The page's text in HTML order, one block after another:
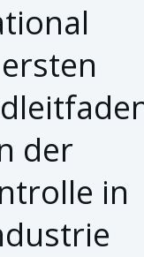
der
in